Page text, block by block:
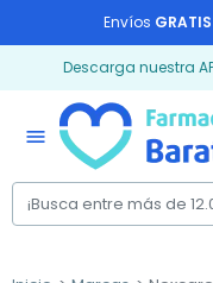
Envíos GRATIS
Descarga nuestra
menu